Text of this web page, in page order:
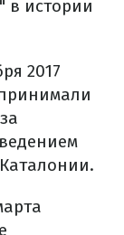
в истории
2017